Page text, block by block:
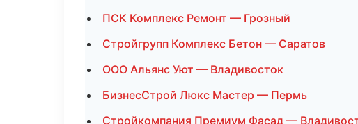
ПСК Комплекс Ремонт — Грозный
Стройгрупп Комплекс Бетон — Саратов
ООО Альянс Уют — Владивосток
БизнесСтрой Люкс Мастер — Пермь
Стройкомпания Премиум Фасад —